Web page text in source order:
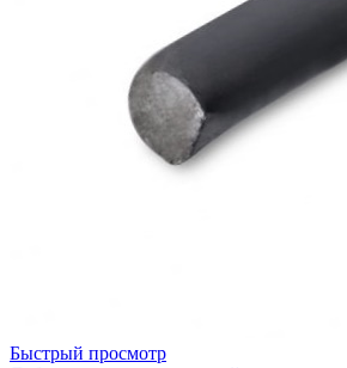
Быстрый просмотр